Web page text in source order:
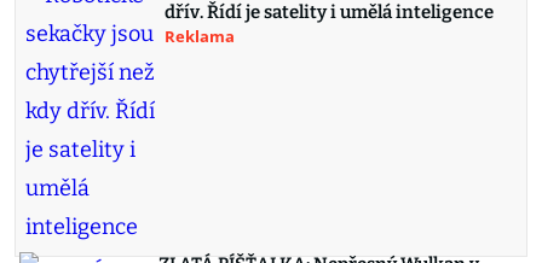
dřív. Řídí je satelity i umělá inteligence
Reklama